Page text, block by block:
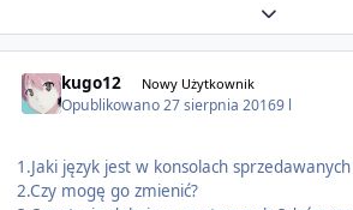
Expand
kugo12 Nowy Użytkownik
Opublikowano27 sierpnia 20169 l
1.Jaki język jest w konsolach
2.Czy mogę go zmienić?